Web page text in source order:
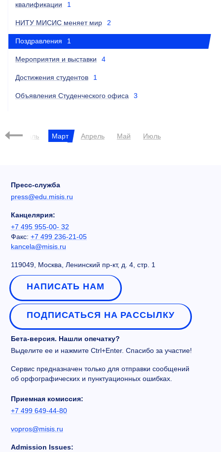
квалификации
1
НИТУ МИСИС меняет мир 2
Поздравления 1
Мероприятия и выставки 4
Достижения студентов 1
Объявления Студенческого офиса 3
Февраль Март Апрель Май Июль
Пресс-служба
press@edu.misis.ru
Канцелярия:
+7 495 955-00- 32
Факс: +7 499 236-21-05
kancela@misis.ru
119049, Москва, Ленинский пр-кт, д. 4, стр. 1
НАПИСАТЬ НАМ
ПОДПИСАТЬСЯ НА РАССЫЛКУ
Бета-версия. Нашли опечатку?
Выделите ее и нажмите Ctrl+Enter. Спасибо за участие!
Сервис предназначен только для отправки сообщений
об орфографических и пунктуационных ошибках.
Приемная комиссия:
+7 499 649-44-80
vopros@misis.ru
Admission Issues: